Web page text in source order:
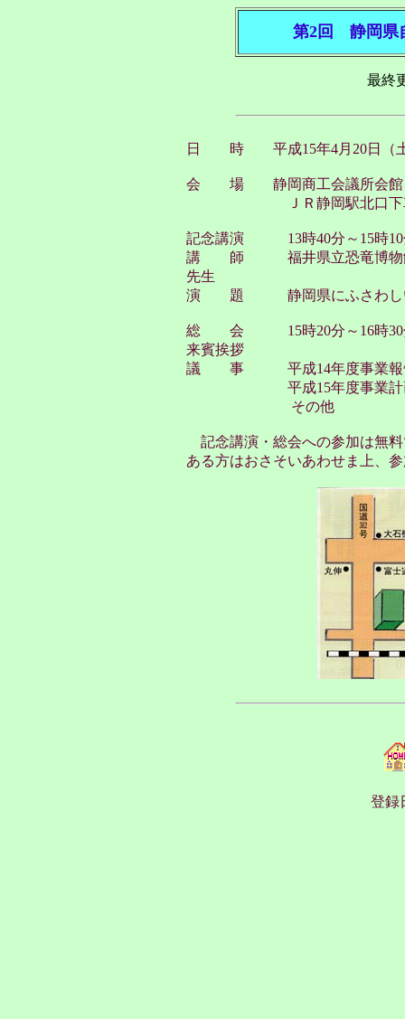
第2回 静岡県
最終
日 時 平成15年4月20日（土
会 場 静岡商工会議所会館
ＪＲ静岡駅北口下車西へ
記念講演 13時40分～15時10
講 師 福井県立恐竜博物
先生
演 題 静岡県にふさわしい
総 会 15時20分～16時30
来賓挨拶
議 事 平成14年度事業報告
平成15年度事業計画案
その他
記念講演・総会への参加は無
ある方はおさそいあわせま上、
登録